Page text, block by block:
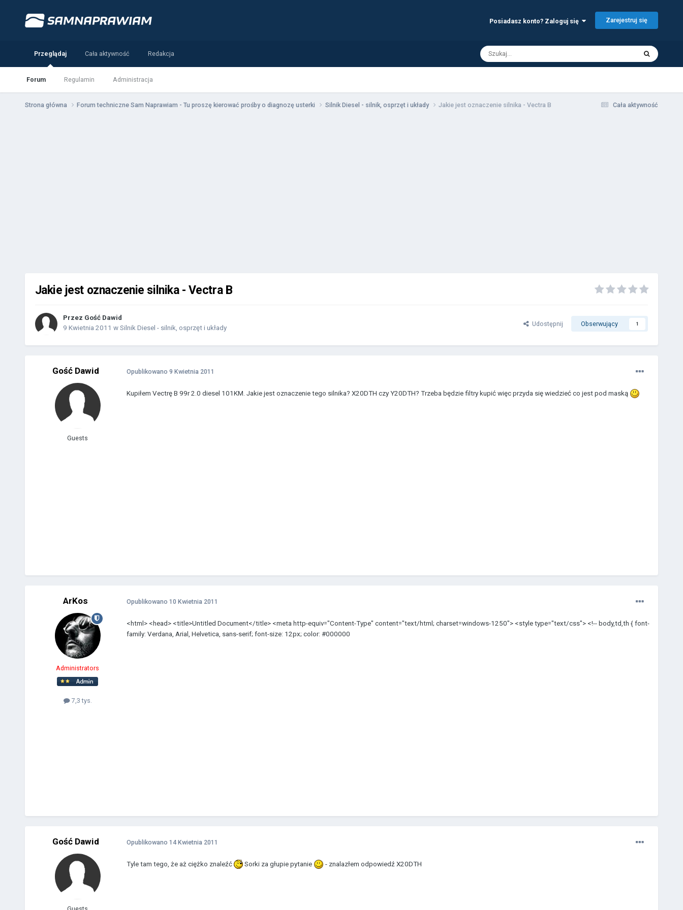
Posiadasz konto? Zaloguj się Zarejestruj się
Przeglądaj
Forum Regulamin Administracja
Cała aktywność Redakcja
Cała aktywność
Strona główna Forum techniczne Sam Naprawiam - Tu proszę kierować prośby o diagnozę usterki Silnik Diesel - silnik, osprzęt i układy Jakie jest oznaczenie silnika - Vectra B
Jakie jest oznaczenie silnika - Vectra B
Przez Gość Dawid
9 Kwietnia 2011 w Silnik Diesel - silnik, osprzęt i układy Udostępnij Obserwujący 1
Gość Dawid
Guests
Opublikowano 9 Kwietnia 2011
Kupiłem Vectrę B 99r 2.0 diesel 101KM. Jakie jest oznaczenie tego silnika? X20DTH czy Y20DTH? Trzeba będzie filtry kupić więc przyda się wiedzieć co jest pod maską
ArKos
Administrators
7,3 tys.
Opublikowano 10 Kwietnia 2011
<html> <head> <title>Untitled Document</title> <meta http-equiv="Content-Type" content="text/html; charset=windows-1250"> <style type="text/css"> <!-- body,td,th { font-
family: Verdana, Arial, Helvetica, sans-serif; font-size: 12px; color: #000000
Gość Dawid Opublikowano 14 Kwietnia 2011
Tyle tam tego, że aż ciężko znaleźć Sorki za głupie pytanie - znalazłem odpowiedź X20DTH